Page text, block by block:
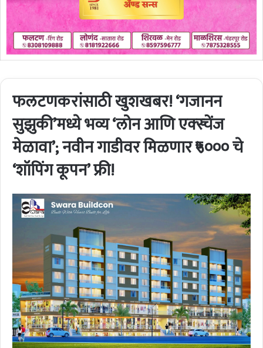
फलटणकरांसाठी खुशखबर! ‘गजानन
सुझुकी’मध्ये भव्य ‘लोन आणि एक्स्चेंज
मेळावा’; नवीन गाडीवर मिळणार ₹५००० चे
‘शॉपिंग कूपन’ फ्री!